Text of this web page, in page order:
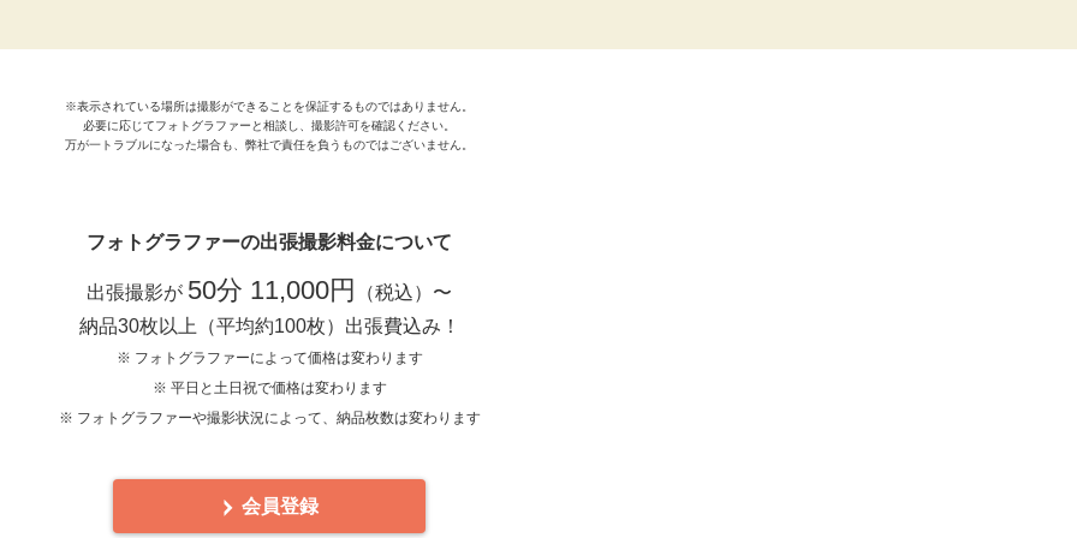
※表示されている場所は撮影ができることを保証するものではありません。
必要に応じてフォトグラファーと相談し、撮影許可を確認ください。
万が一トラブルになった場合も、弊社で責任を負うものではございません。
フォトグラファーの出張撮影料金について
出張撮影が 50分 11,000円
（税込）〜
納品30枚以上（平均約100枚）出張費込み！
※ フォトグラファーによって価格は変わります
※ 平日と土日祝で価格は変わります
※ フォトグラファーや撮影状況によって、納品枚数は変わります
会員登録